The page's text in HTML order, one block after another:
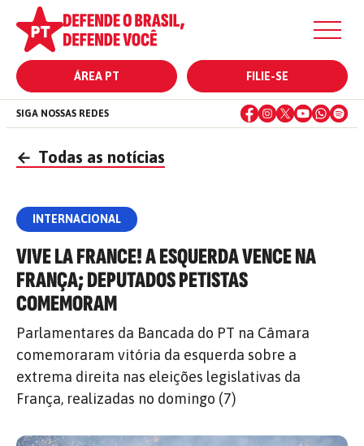
ÁREA PT FILIE-SE
SIGA NOSSAS REDES
← Todas as notícias
INTERNACIONAL
VIVE LA FRANCE! A ESQUERDA VENCE NA
FRANÇA; DEPUTADOS PETISTAS
COMEMORAM
Parlamentares da Bancada do PT na Câmara
comemoraram vitória da esquerda sobre a
extrema direita nas eleições legislativas da
França, realizadas no domingo (7)